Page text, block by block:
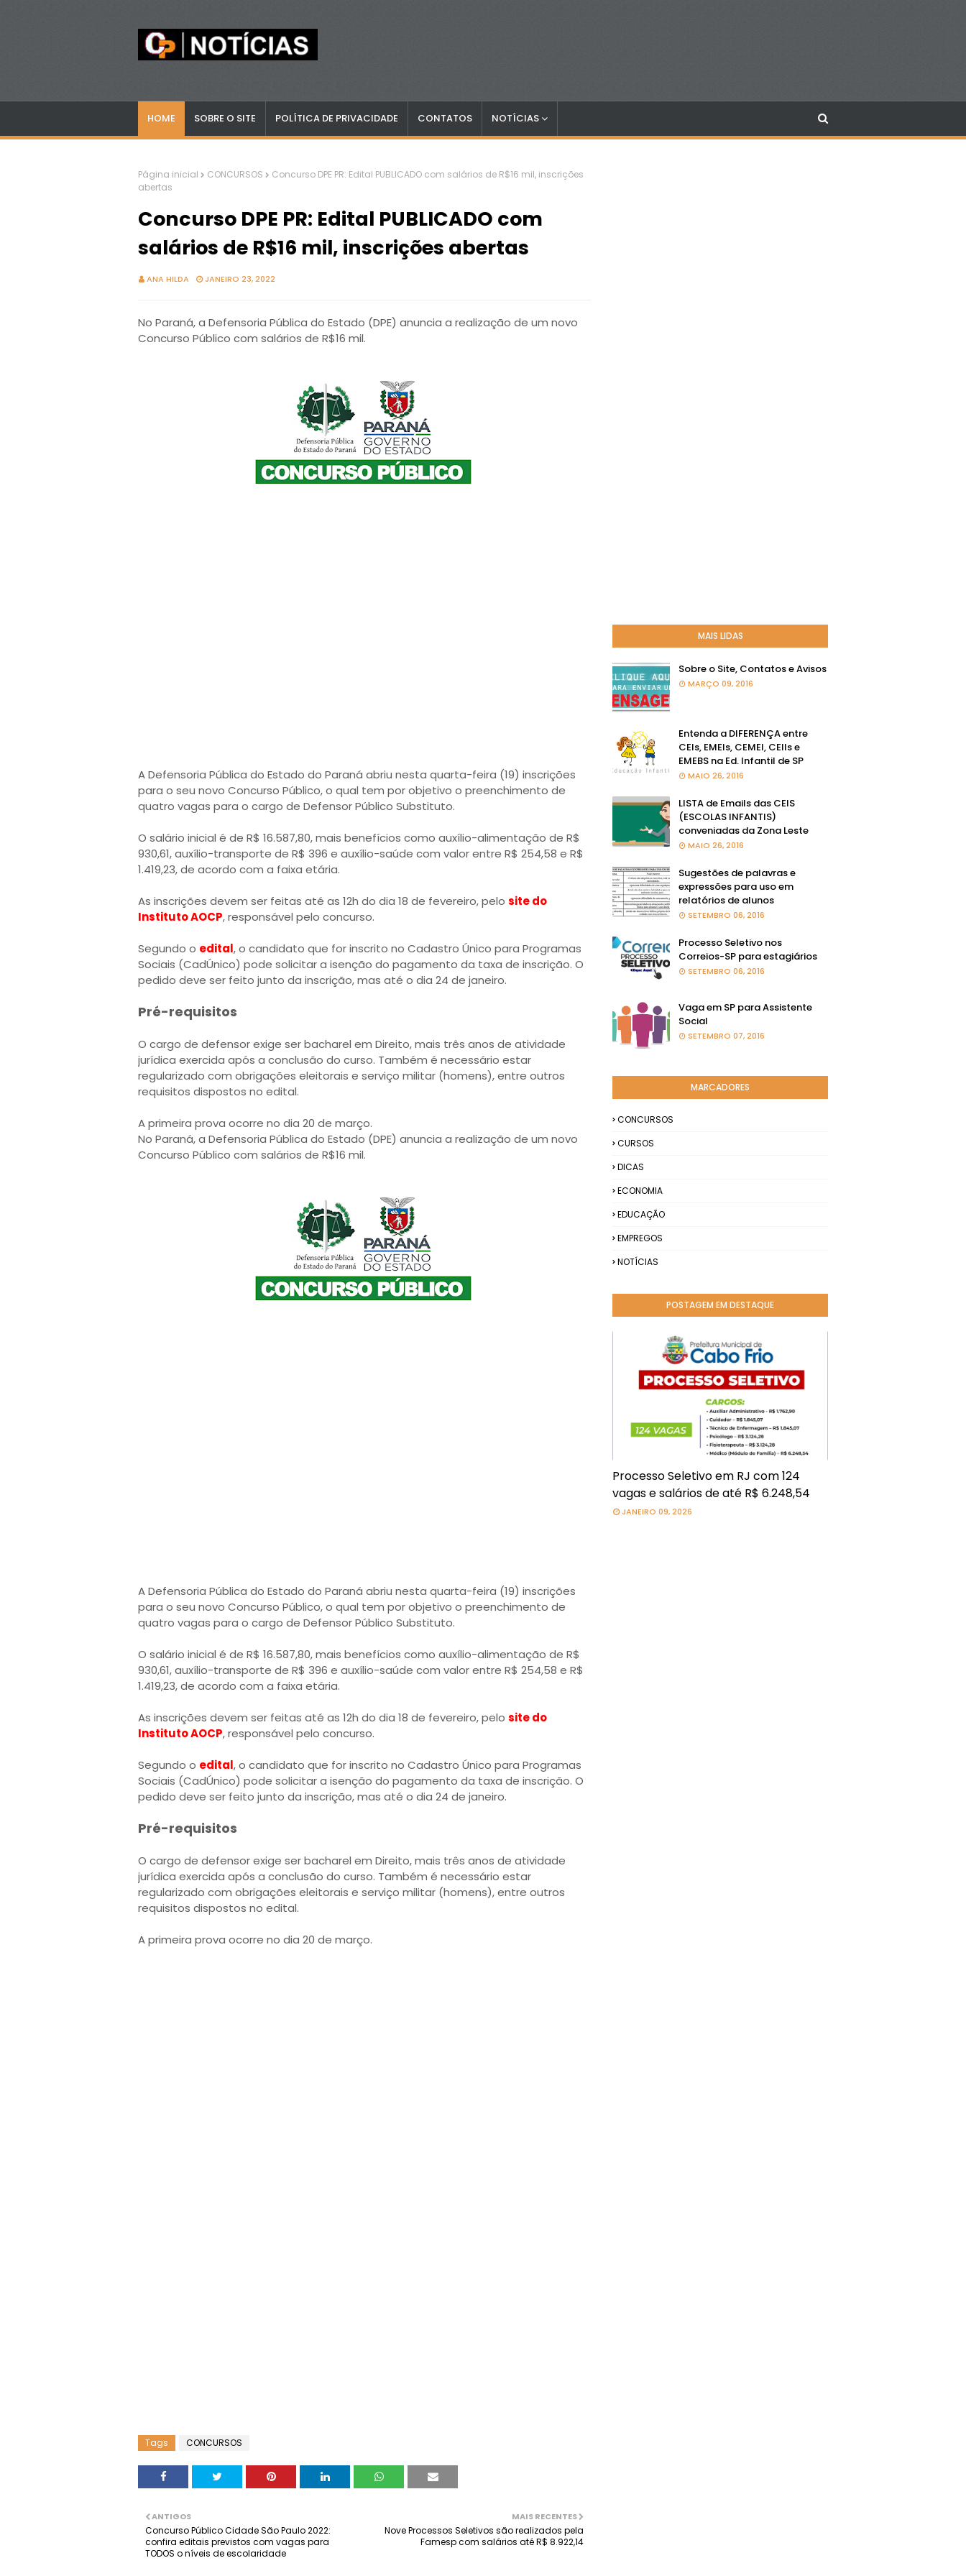
HOME SOBRE O SITE POLÍTICA DE PRIVACIDADE CONTATOS NOTÍCIAS
Página inicial CONCURSOS
Concurso DPE PR: Edital PUBLICADO com salários de R$16 mil, inscrições
abertas
Concurso DPE PR: Edital PUBLICADO com
salários de R$16 mil, inscrições abertas
ANA HILDA JANEIRO 23, 2022
No Paraná, a Defensoria Pública do Estado (DPE) anuncia a realização de um novo
Concurso Público com salários de R$16 mil.
A Defensoria Pública do Estado do Paraná abriu nesta quarta-feira (19) inscrições
para o seu novo Concurso Público, o qual tem por objetivo o preenchimento de
quatro vagas para o cargo de Defensor Público Substituto.
O salário inicial é de R$ 16.587,80, mais benefícios como auxílio-alimentação de R$
930,61, auxílio-transporte de R$ 396 e auxílio-saúde com valor entre R$ 254,58 e R$
1.419,23, de acordo com a faixa etária.
As inscrições devem ser feitas até as 12h do dia 18 de fevereiro, pelo site do
Instituto AOCP, responsável pelo concurso.
Segundo o edital, o candidato que for inscrito no Cadastro Único para Programas
Sociais (CadÚnico) pode solicitar a isenção do pagamento da taxa de inscrição. O
pedido deve ser feito junto da inscrição, mas até o dia 24 de janeiro.
Pré-requisitos
O cargo de defensor exige ser bacharel em Direito, mais três anos de atividade
jurídica exercida após a conclusão do curso. Também é necessário estar
regularizado com obrigações eleitorais e serviço militar (homens), entre outros
requisitos dispostos no edital.
A primeira prova ocorre no dia 20 de março.
No Paraná, a Defensoria Pública do Estado (DPE) anuncia a realização de um novo
Concurso Público com salários de R$16 mil.
A Defensoria Pública do Estado do Paraná abriu nesta quarta-feira (19) inscrições
para o seu novo Concurso Público, o qual tem por objetivo o preenchimento de
quatro vagas para o cargo de Defensor Público Substituto.
O salário inicial é de R$ 16.587,80, mais benefícios como auxílio-alimentação de R$
930,61, auxílio-transporte de R$ 396 e auxílio-saúde com valor entre R$ 254,58 e R$
1.419,23, de acordo com a faixa etária.
As inscrições devem ser feitas até as 12h do dia 18 de fevereiro, pelo site do
Instituto AOCP, responsável pelo concurso.
Segundo o edital, o candidato que for inscrito no Cadastro Único para Programas
Sociais (CadÚnico) pode solicitar a isenção do pagamento da taxa de inscrição. O
pedido deve ser feito junto da inscrição, mas até o dia 24 de janeiro.
Pré-requisitos
O cargo de defensor exige ser bacharel em Direito, mais três anos de atividade
jurídica exercida após a conclusão do curso. Também é necessário estar
regularizado com obrigações eleitorais e serviço militar (homens), entre outros
requisitos dispostos no edital.
A primeira prova ocorre no dia 20 de março.
Tags CONCURSOS
MAIS RECENTES
Nove Processos Seletivos são realizados pela
Famesp com salários até R$ 8.922,14
ANTIGOS
Concurso Público Cidade São Paulo 2022:
confira editais previstos com vagas para
TODOS o níveis de escolaridade
MAIS LIDAS
Sobre o Site, Contatos e Avisos
MARÇO 09, 2016
Entenda a DIFERENÇA entre
CEIs, EMEIs, CEMEI, CEIIs e
EMEBS na Ed. Infantil de SP
MAIO 26, 2016
LISTA de Emails das CEIS
(ESCOLAS INFANTIS)
conveniadas da Zona Leste
MAIO 26, 2016
Sugestões de palavras e
expressões para uso em
relatórios de alunos
SETEMBRO 06, 2016
Processo Seletivo nos
Correios-SP para estagiários
SETEMBRO 06, 2016
Vaga em SP para Assistente
Social
SETEMBRO 07, 2016
MARCADORES
CONCURSOS
CURSOS
DICAS
ECONOMIA
EDUCAÇÃO
EMPREGOS
NOTÍCIAS
POSTAGEM EM DESTAQUE
Processo Seletivo em RJ com 124
vagas e salários de até R$ 6.248,54
JANEIRO 09, 2026